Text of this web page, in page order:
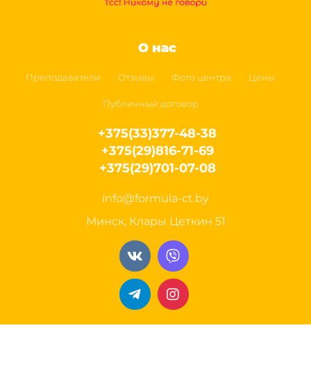
О нас
Преподаватели Отзывы Фото центра Цены
Публичный договор
+375(33)377-48-38
+375(29)816-71-69
+375(29)701-07-08
info@formula-ct.by
Минск, Клары Цеткин 51